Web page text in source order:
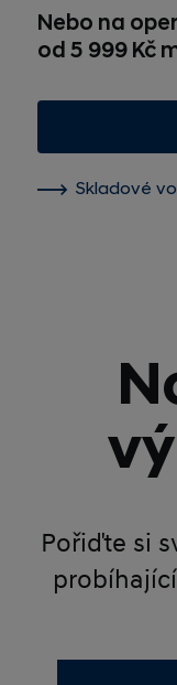
Nebo na
od 5 999 Kč
Skladové
Pořiďte si